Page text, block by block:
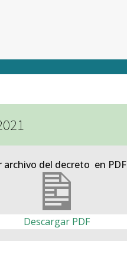
archivo del decreto en PDF
Descargar PDF